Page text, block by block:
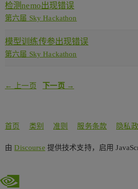
检测nemo出现错误
第六届 Sky Hackathon
模型训练传参出现错误
第六届 Sky Hackathon
← 上一页 下一页 →
首页 类别 准则 服务条款 隐私
由Discourse 提供技术支持，启用